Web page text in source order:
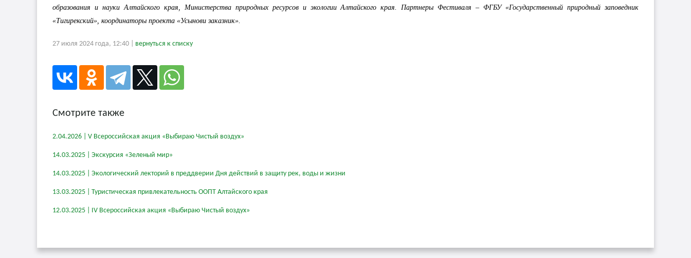
образования и науки Алтайского края, Министерства природных ресурсов и экологии Алтайского края. Партнеры Фестиваля – ФГБУ «Государственный природный заповедник
«Тигирекский», координаторы проекта «Усынови заказник».
27 июля 2024 года, 12:40 | вернуться к списку
Смотрите также
2.04.2026 | V Всероссийская акция «Выбираю Чистый воздух»
14.03.2025 | Экскурсия «Зеленый мир»
14.03.2025 | Экологический лекторий в преддверии Дня действий в защиту рек, воды и жизни
13.03.2025 | Туристическая привлекательность ООПТ Алтайского края
12.03.2025 | IV Всероссийская акция «Выбираю Чистый воздух»